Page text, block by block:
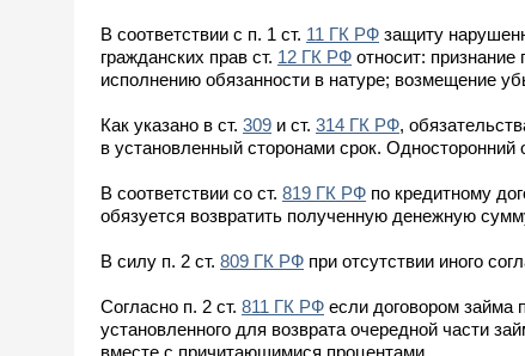
В соответствии с п. 1 ст. 11 ГК РФ защиту
гражданских прав ст. 12 ГК РФ относит:
исполнению обязанности в натуре; возмещение
Как указано в ст. 309 и ст. 314 ГК РФ,
в установленный сторонами срок. Односторонний
В соответствии со ст. 819 ГК РФ по кредитному
обязуется возвратить полученную денежную
В силу п. 2 ст. 809 ГК РФ при отсутствии иного
Согласно п. 2 ст. 811 ГК РФ если договором займа
установленного для возврата очередной части
вместе с причитающимися процентами.